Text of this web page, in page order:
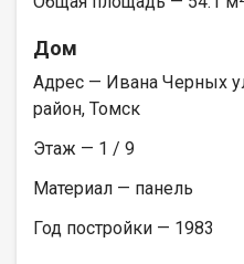
Дом
Адрес — Ивана Черных
район, Томск
Этаж — 1 / 9
Материал — панель
Год постройки — 1983